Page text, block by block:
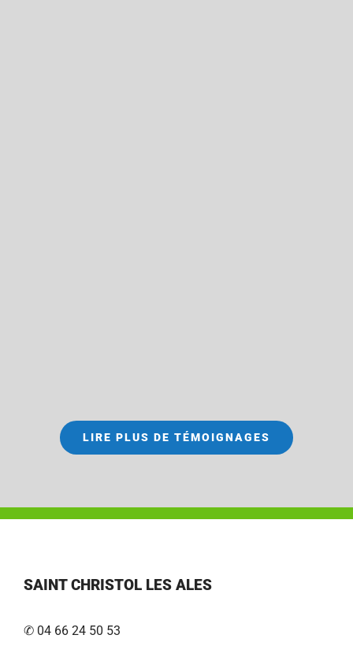
LIRE PLUS DE TÉMOIGNAGES
SAINT CHRISTOL LES ALES
✆ 04 66 24 50 53